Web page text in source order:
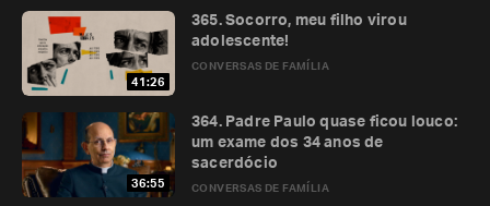
41:26
CONVERSAS DE FAMÍLIA
365. Socorro, meu filho virou
adolescente!
36:55 CONVERSAS DE FAMÍLIA
364. Padre Paulo quase ficou louco:
um exame dos 34 anos de
sacerdócio